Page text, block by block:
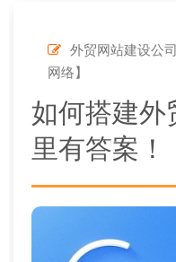
外贸网站建设公
网络】
如何搭建外
里有答案！